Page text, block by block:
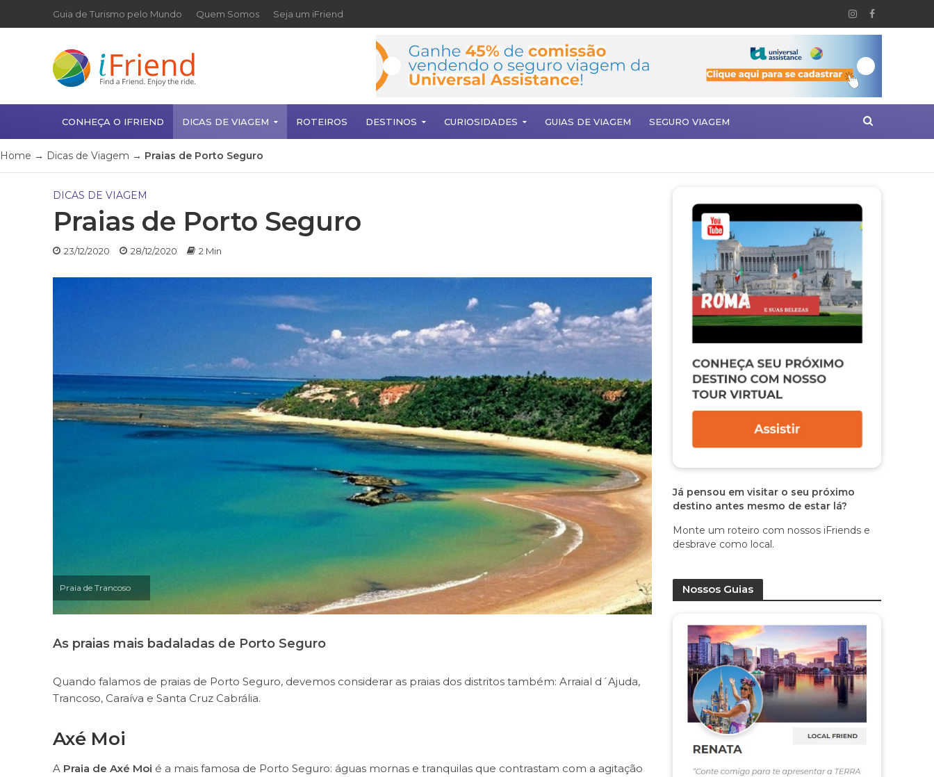
Guia de Turismo pelo Mundo Quem Somos Seja um iFriend
CONHEÇA O IFRIEND DICAS DE VIAGEM ROTEIROS DESTINOS CURIOSIDADES GUIAS DE VIAGEM SEGURO VIAGEM
Home → Dicas de Viagem → Praias de Porto Seguro
DICAS DE VIAGEM
Praias de Porto Seguro
23/12/2020 28/12/2020 2 Min
Praia de Trancoso
As praias mais badaladas de Porto Seguro
Quando falamos de praias de Porto Seguro, devemos considerar as praias dos distritos também: Arraial d´Ajuda,
Trancoso, Caraíva e Santa Cruz Cabrália.
Axé Moi
A Praia de Axé Moi é a mais famosa de Porto Seguro: águas mornas e tranquilas que contrastam com a agitação
Já pensou em visitar o seu próximo
destino antes mesmo de estar lá?
Monte um roteiro com nossos iFriends e
desbrave como local.
Nossos Guias